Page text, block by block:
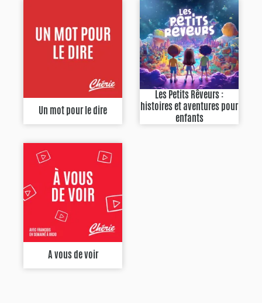
Un mot pour le dire
Les Petits Rêveurs :
histoires et aventures pour
enfants
A vous de voir